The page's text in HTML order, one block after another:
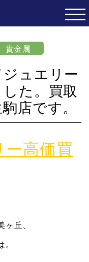
貴金属
ュエリー
た。買取
店です。
高価買
丘、